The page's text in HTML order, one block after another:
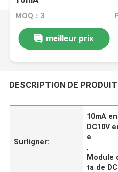
MOQ：3
meilleur prix
DESCRIPTION DE PRODUIT
Surligner:
10mA
DC10V
e
,
Module
ta de